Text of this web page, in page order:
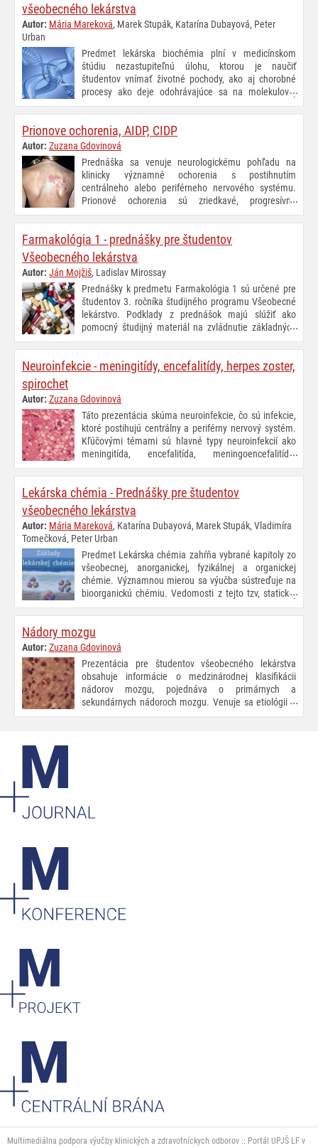
všeobecného lekárstva
Autor: Mária Mareková, Marek Stupák, Katarína Dubayová, Peter
Urban
Predmet lekárska biochémia plní v medicínskom
štúdiu nezastupiteľnú úlohu, ktorou je naučiť
študentov vnímať životné pochody, ako aj chorobné
procesy ako deje odohrávajúce sa na molekulovej
úrovni. Na rozlíšenie patologických pochodov od
normálnych je potrebné zvládnuť a pochopiť zmysel obrovského
množstva biochemických reakcií prebiehajúcich v bunke (bunkový
metabolizmus). Osvojenie si týchto faktov je hlavným cieľom
predmetu Lekárska biochémia, ktorého zvládnutie je dobrým
základom pre štúdium patobiochémie, fyziológie a klinickej
biochémie, ako aj mnohých ďalších odborných predmetov
medicínskeho štúdia.
Prionove ochorenia, AIDP, CIDP
Autor: Zuzana Gdovinová
Prednáška sa venuje neurologickému pohľadu na
klinicky významné ochorenia s postihnutím
centrálneho alebo periférneho nervového systému.
Prionové ochorenia sú zriedkavé, progresívne
neurodegeneratívne poruchy CNS spôsobené
patologickou konformáciou priónových proteínov. Najčastejšie ide o
Creutzfeldt–Jakobovu chorobu. AIDP (akútna zápalová
demyelinizačná polyneuropatia) je najčastejšia forma Guillain-Barrého
syndrómu (GBS).
Farmakológia 1 - prednášky pre študentov
Všeobecného lekárstva
Autor: Ján Mojžiš, Ladislav Mirossay
Prednášky k predmetu Farmakológia 1 sú určené pre
študentov 3. ročníka študijného programu Všeobecné
lekárstvo. Podklady z prednášok majú slúžiť ako
pomocný študijný materiál na zvládnutie základných
princípov farmakológie a získanie prehľadu o
jednotlivých skupinách liečiv používaných v humánnej medicíne.
Neuroinfekcie - meningitídy, encefalitídy, herpes zoster,
spirochet
Autor: Zuzana Gdovinová
Táto prezentácia skúma neuroinfekcie, čo sú infekcie,
ktoré postihujú centrálny a periférny nervový systém.
Kľúčovými témami sú hlavné typy neuroinfekcií ako
meningitída, encefalitída, meningoencefalitída,
myelitída, neuritída, polyneuritída, radikulitída,
polyradikuloneuritída a tiež neuroborelióza a neurosyfilis. Poslednou
témou sú mozgové abscesy. Počas prednášky boli prezentované
hlavné klinické znaky, diagnostické postupy, diferenciálna diagnostika
a liečba.
Lekárska chémia - Prednášky pre študentov
všeobecného lekárstva
Autor: Mária Mareková, Katarína Dubayová, Marek Stupák, Vladimíra
Tomečková, Peter Urban
Predmet Lekárska chémia zahŕňa vybrané kapitoly zo
všeobecnej, anorganickej, fyzikálnej a organickej
chémie. Významnou mierou sa výučba sústreďuje na
bioorganickú chémiu. Vedomosti z tejto tzv, statickej
biochémie sú nevyhnutným predpokladom úspešného
a efektívneho štúdia lekárskej biochémie. Poznanie štruktúry
a funkcie chemických látok a zlúčenín, ako aj ich vzájomných
interakcií a tiež faktorov, ktorými je možné tieto interakcie ovplyvniť, je
pre budúceho lekára veľmi dôležité, nakoľko sa vo svojej praxi s nimi
stretáva každodenne.
Nádory mozgu
Autor: Zuzana Gdovinová
Prezentácia pre študentov všeobecného lekárstva
obsahuje informácie o medzinárodnej klasifikácii
nádorov mozgu, pojednáva o primárnych a
sekundárnych nádoroch mozgu. Venuje sa etiológii a
patogenéze nádorov mozgu, klinickej
a neurochirurgická liečba.
Multimediálna podpora výučby klinických a zdravotníckych odborov :: Portál UPJŠ LF v